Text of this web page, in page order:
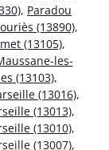
, Paradou
(13890),
(13105),
les-
(13103),
(13016),
(13013),
(13010),
(13007),